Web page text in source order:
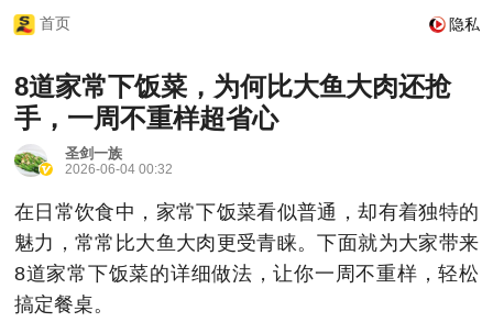
首页 隐私
8道家常下饭菜，为何比大鱼大肉还抢
手，一周不重样超省心
圣剑一族
2026-06-04 00:32
在日常饮食中，家常下饭菜看似普通，却有着独特的
魅力，常常比大鱼大肉更受青睐。下面就为大家带来
8道家常下饭菜的详细做法，让你一周不重样，轻松
搞定餐桌。